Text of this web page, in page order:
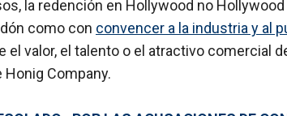
la redención en Hollywood no
como con convencer a la industria y al
el valor, el talento o el atractivo comercial
Company.